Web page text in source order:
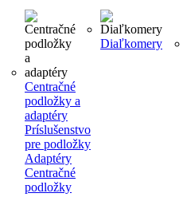
Centračné
podložky a
adaptéry
Príslušenstvo
pre podložky
Adaptéry
Centračné
podložky
Diaľkomery